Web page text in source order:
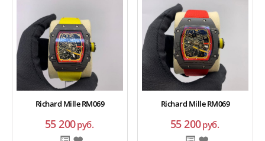
Richard Mille RM069
55 200руб.
Richard Mille RM069
55 200руб.